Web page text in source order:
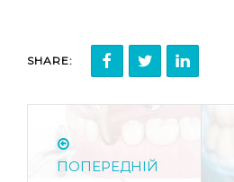
SHARE:
ПОПЕРЕДНІЙ